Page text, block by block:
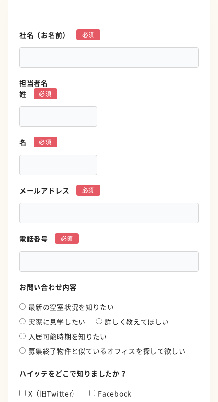
社名（お名前）
担当者名
姓
名
メールアドレス
電話番号
お問い合わせ内容
最新の空室状況を知りたい
実際に見学したい
詳しく教えてほしい
入居可能時期を知りたい
募集終了物件と似ているオフィスを探して欲しい
ハイッテをどこで知りましたか？
X（旧Twitter） Facebook